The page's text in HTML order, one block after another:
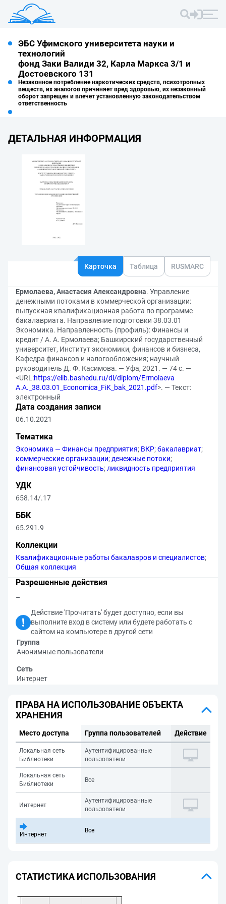
ЭБС Уфимского университета науки и
технологий
фонд Заки Валиди 32, Карла Маркса 3/1 и
Достоевского 131
Незаконное потребление наркотических средств, психотропных
веществ, их аналогов причиняет вред здоровью, их незаконный
оборот запрещен и влечет установленную законодательством
ответственность
ДЕТАЛЬНАЯ ИНФОРМАЦИЯ
Карточка Таблица RUSMARC
Ермолаева, Анастасия Александровна. Управление
денежными потоками в коммерческой организации:
выпускная квалификационная работа по программе
бакалавриата. Направление подготовки 38.03.01
Экономика. Направленность (профиль): Финансы и
кредит / А. А. Ермолаева; Башкирский государственный
университет, Институт экономики, финансов и бизнеса,
Кафедра финансов и налогообложения; научный
руководитель Д. Ф. Касимова. — Уфа, 2021. — 74 с. —
<URL:https://elib.bashedu.ru/dl/diplom/Ermolaeva
A.A._38.03.01_Economica_FiK_bak_2021.pdf>. — Текст:
электронный
Дата создания записи
06.10.2021
Тематика
Экономика — Финансы предприятия; ВКР;бакалавриат;
коммерческие организации; денежные потоки;
финансовая устойчивость;ликвидность предприятия
УДК
658.14/.17
ББК
65.291.9
Коллекции
Квалификационные работы бакалавров и специалистов;
Общая коллекция
Разрешенные действия
–
Действие 'Прочитать' будет доступно, если вы
выполните вход в систему или будете работать с
сайтом на компьютере в другой сети
Группа
Анонимные пользователи
Сеть
Интернет
ПРАВА НА ИСПОЛЬЗОВАНИЕ ОБЪЕКТА
ХРАНЕНИЯ
Место доступа Группа пользователей Действие
Локальная сеть
Библиотеки
Аутентифицированные
пользователи
Локальная сеть
Библиотеки
Все
Интернет
Аутентифицированные
пользователи
Интернет
Все
СТАТИСТИКА ИСПОЛЬЗОВАНИЯ